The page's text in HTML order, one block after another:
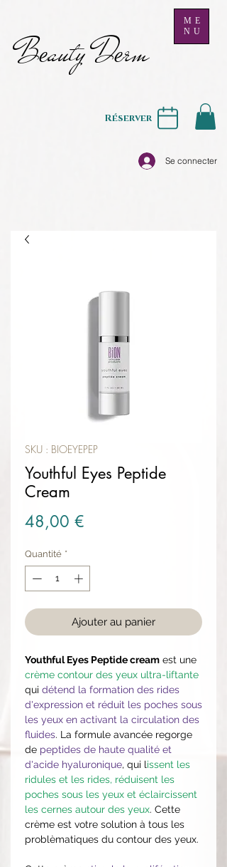
Beauty Derm
ME
NU
Se connecter
Réserver
SKU : BIOEYEPEP
Youthful Eyes Peptide
Cream
48,00 €
Quantité *
Ajouter au panier
Youthful Eyes Peptide cream est une
crème contour des yeux ultra-liftante
qui détend la formation des rides
d'expression et réduit les poches sous
les yeux en activant la circulation des
fluides. La formule avancée regorge
de peptides de haute qualité et
d'acide hyaluronique, qui lissent les
ridules et les rides, réduisent les
poches sous les yeux et éclaircissent
les cernes autour des yeux. Cette
crème est votre solution à tous les
problèmatiques du contour des yeux.